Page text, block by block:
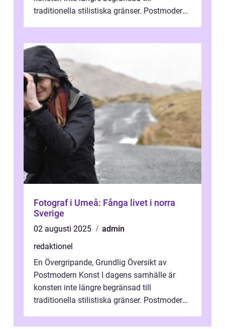
traditionella stilistiska gränser. Postmodern
Fotograf i Umeå: Fånga livet i norra
Sverige
02 augusti 2025
admin
redaktionel
En Övergripande, Grundlig Översikt av
Postmodern Konst I dagens samhälle är
konsten inte längre begränsad till
traditionella stilistiska gränser. Postmodern